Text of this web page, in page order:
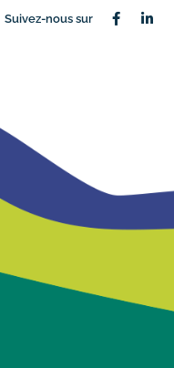
Suivez-nous sur